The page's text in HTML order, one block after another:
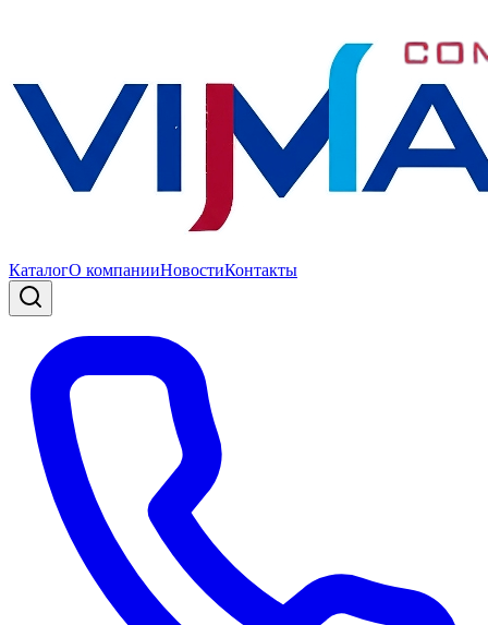
КаталогО компанииНовостиКонтакты